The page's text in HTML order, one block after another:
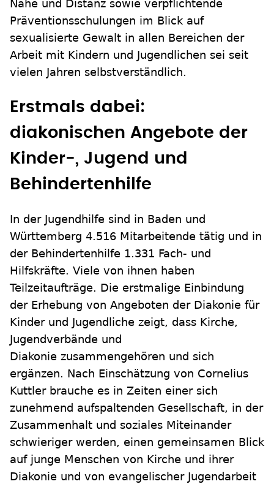
Nähe und Distanz sowie verpflichtende
Präventionsschulungen im Blick auf
sexualisierte Gewalt in allen Bereichen der
Arbeit mit Kindern und Jugendlichen sei seit
vielen Jahren selbstverständlich.
Erstmals dabei:
diakonischen Angebote der
Kinder-, Jugend und
Behindertenhilfe
In der Jugendhilfe sind in Baden und
Württemberg 4.516 Mitarbeitende tätig und in
der Behindertenhilfe 1.331 Fach- und
Hilfskräfte. Viele von ihnen haben
Teilzeitaufträge. Die erstmalige Einbindung
der Erhebung von Angeboten der Diakonie für
Kinder und Jugendliche zeigt, dass Kirche,
Jugendverbände und
Diakonie zusammengehören und sich
ergänzen. Nach Einschätzung von Cornelius
Kuttler brauche es in Zeiten einer sich
zunehmend aufspaltenden Gesellschaft, in der
Zusammenhalt und soziales Miteinander
schwieriger werden, einen gemeinsamen Blick
auf junge Menschen von Kirche und ihrer
Diakonie und von evangelischer Jugendarbeit